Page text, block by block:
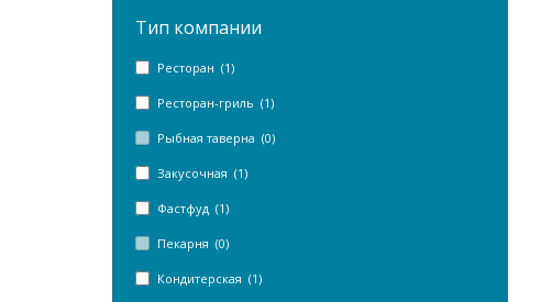
Тип компании
Ресторан (1)
Ресторан-гриль (1)
Рыбная таверна (0)
Закусочная (1)
Фастфуд (1)
Пекарня (0)
Кондитерская (1)